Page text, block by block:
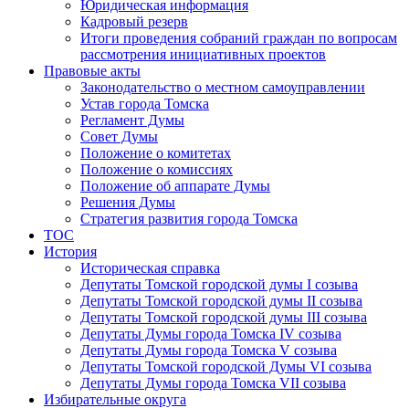
Юридическая информация
Кадровый резерв
Итоги проведения собраний граждан по вопросам
рассмотрения инициативных проектов
Правовые акты
Законодательство о местном самоуправлении
Устав города Томска
Регламент Думы
Совет Думы
Положение о комитетах
Положение о комиссиях
Положение об аппарате Думы
Решения Думы
Стратегия развития города Томска
ТОС
История
Историческая справка
Депутаты Томской городской думы I созыва
Депутаты Томской городской думы II созыва
Депутаты Томской городской думы III созыва
Депутаты Думы города Томска IV созыва
Депутаты Думы города Томска V созыва
Депутаты Томской городской Думы VI созыва
Депутаты Думы города Томска VII созыва
Избирательные округа